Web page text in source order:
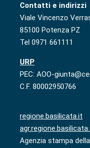
Contatti e indirizzi
Viale Vincenzo
85100 Potenza PZ
Tel 0971 661111
URP
PEC: AOO-
C.F. 80002950766
regione.basilicata.it
Agenzia stampa della